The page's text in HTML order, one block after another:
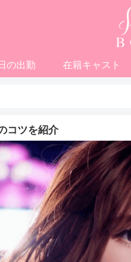
の出勤 在籍キャスト
コツを紹介